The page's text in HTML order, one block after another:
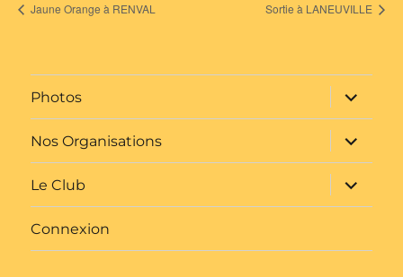
Jaune Orange à RENVAL Sortie à LANEUVILLE
Photos
ouvrir
le
sous-
menu
Nos Organisations
ouvrir
le
sous-
menu
Le Club
ouvrir
le
sous-
Connexion